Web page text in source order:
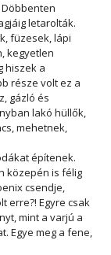
letarolták.
füzesek, lápi
kegyetlen
hiszek a
része volt ez a
gázló és
lakó hüllők,
mehetnek,
építenek.
közepén is félig
csendje,
erre?! Egyre csak
mint a varjú a
Egye meg a fene,